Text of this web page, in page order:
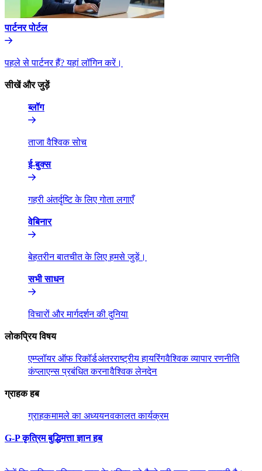
पार्टनर पोर्टल​​
पहले से पार्टनर हैं? यहां लॉगिन करें।​​
सीखें और जुड़ें​​
ब्लॉग​​
ताजा वैश्विक सोच​​
ई-बुक्स​​
गहरी अंतर्दृष्टि के लिए गोता लगाएँ​​
वेबिनार​​
बेहतरीन बातचीत के लिए हमसे जुड़ें।​​
सभी साधन​​
विचारों और मार्गदर्शन की दुनिया​​
लोकप्रिय विषय​​
एम्प्लॉयर ऑफ रिकॉर्ड​​अंतरराष्ट्रीय हायरिंग​​वैश्विक व्यापार रणनीति​​
कंप्लाएन्स प्रबंधित करना​​वैश्विक लेनदेन​​
ग्राहक हब​​
ग्राहक​​मामले का अध्ययन​​वकालत कार्यक्रम​​
G-P कृत्रिम बुद्धिमत्ता ज्ञान हब​​